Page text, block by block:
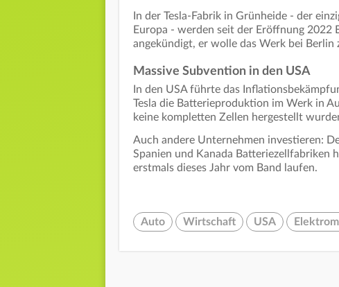
In der Tesla-Fabrik in Grünheide - der
Europa - werden seit der Eröffnung
angekündigt, er wolle das Werk bei
Massive Subvention in den USA
In den USA führte das
Tesla die Batterieproduktion im Werk in
keine kompletten Zellen hergestellt
Auch andere Unternehmen investieren:
Spanien und Kanada Batteriezellfabriken
erstmals dieses Jahr vom Band laufen.
Auto Wirtschaft USA